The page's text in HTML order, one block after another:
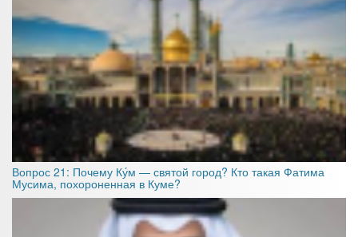
Вопрос 21: Почему Ку́м — святой город? Кто такая Фатима
Мусима, похороненная в Куме?